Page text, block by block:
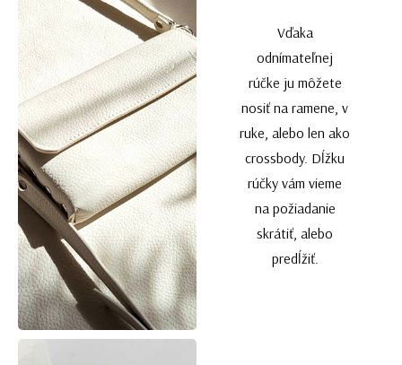
Vďaka
odnímateľnej
rúčke ju môžete
nosiť na ramene, v
ruke, alebo len ako
crossbody. Dĺžku
rúčky vám vieme
na požiadanie
skrátiť, alebo
predĺžiť.